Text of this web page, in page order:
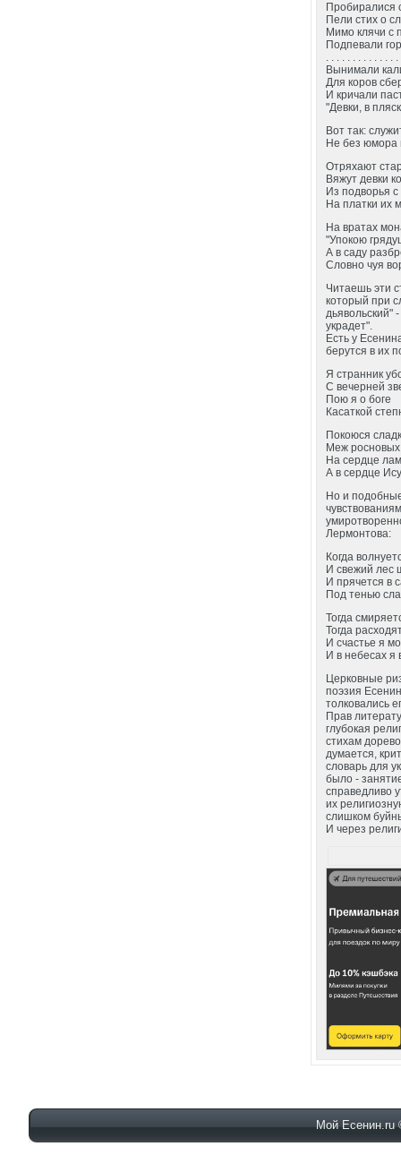
Пробиралися
Пели стих о
Мимо клячи с
Подпевали
. . . . . . . . . . . . . .
Вынимали
Для коров
И кричали
"Девки, в
Вот так:
Не без юмора
Отряхают
Вяжут девки
Из подворья
На платки их
На вратах
"Упокою
А в саду
Словно чуя
Читаешь эти
который при
дьявольский"
украдет".
Есть у
берутся в их
Я странник
С вечерней
Пою я о боге
Касаткой
Покоюся
Меж росновых
На сердце
А в сердце
Но и
Лермонтова:
Когда
И свежий лес
И прячется в
Под тенью
Тогда
Тогда
И счастье я
И в небесах я
Церковные
поэзия
толковались
Прав
глубокая
стихам
думается,
словарь для
было -
справедливо
их
слишком
И через
Мой Есенин.ru